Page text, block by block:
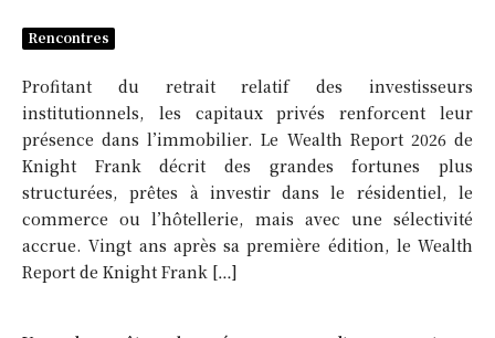
Rencontres
Profitant du retrait relatif des investisseurs
institutionnels, les capitaux privés renforcent leur
présence dans l’immobilier. Le Wealth Report 2026 de
Knight Frank décrit des grandes fortunes plus
structurées, prêtes à investir dans le résidentiel, le
commerce ou l’hôtellerie, mais avec une sélectivité
accrue. Vingt ans après sa première édition, le Wealth
Report de Knight Frank […]